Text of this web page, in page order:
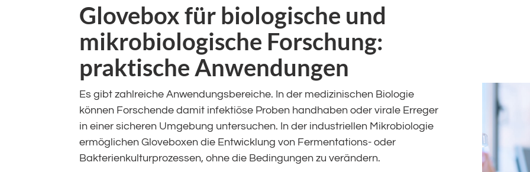
Glovebox für biologische und
mikrobiologische Forschung:
praktische Anwendungen
Es gibt zahlreiche Anwendungsbereiche. In der medizinischen Biologie
können Forschende damit infektiöse Proben handhaben oder virale Erreger
in einer sicheren Umgebung untersuchen. In der industriellen Mikrobiologie
ermöglichen Gloveboxen die Entwicklung von Fermentations- oder
Bakterienkulturprozessen, ohne die Bedingungen zu verändern.